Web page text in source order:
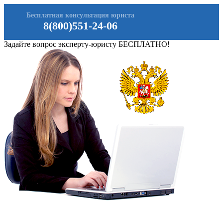
8(800)551-24-06
Бесплатная консультация юриста
Задайте вопрос эксперту-юристу БЕСПЛАТНО!